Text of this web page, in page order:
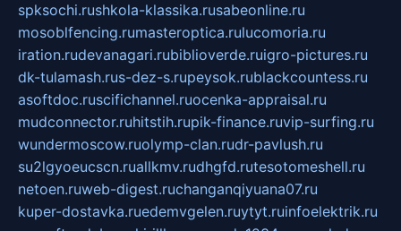
spksochi.rushkola-klassika.rusabeonline.ru
mosoblfencing.rumasteroptica.rulucomoria.ru
iration.rudevanagari.rubiblioverde.ruigro-pictures.ru
dk-tulamash.rus-dez-s.rupeysok.rublackcountess.ru
asoftdoc.ruscifichannel.ruocenka-appraisal.ru
mudconnector.ruhitstih.rupik-finance.ruvip-surfing.ru
wundermoscow.ruolymp-clan.rudr-pavlush.ru
su2lgyoeucscn.ruallkmv.rudhgfd.rutesotomeshell.ru
netoen.ruweb-digest.ruchanganqiyuana07.ru
kuper-dostavka.ruedemvgelen.ruytyt.ruinfoelektrik.ru